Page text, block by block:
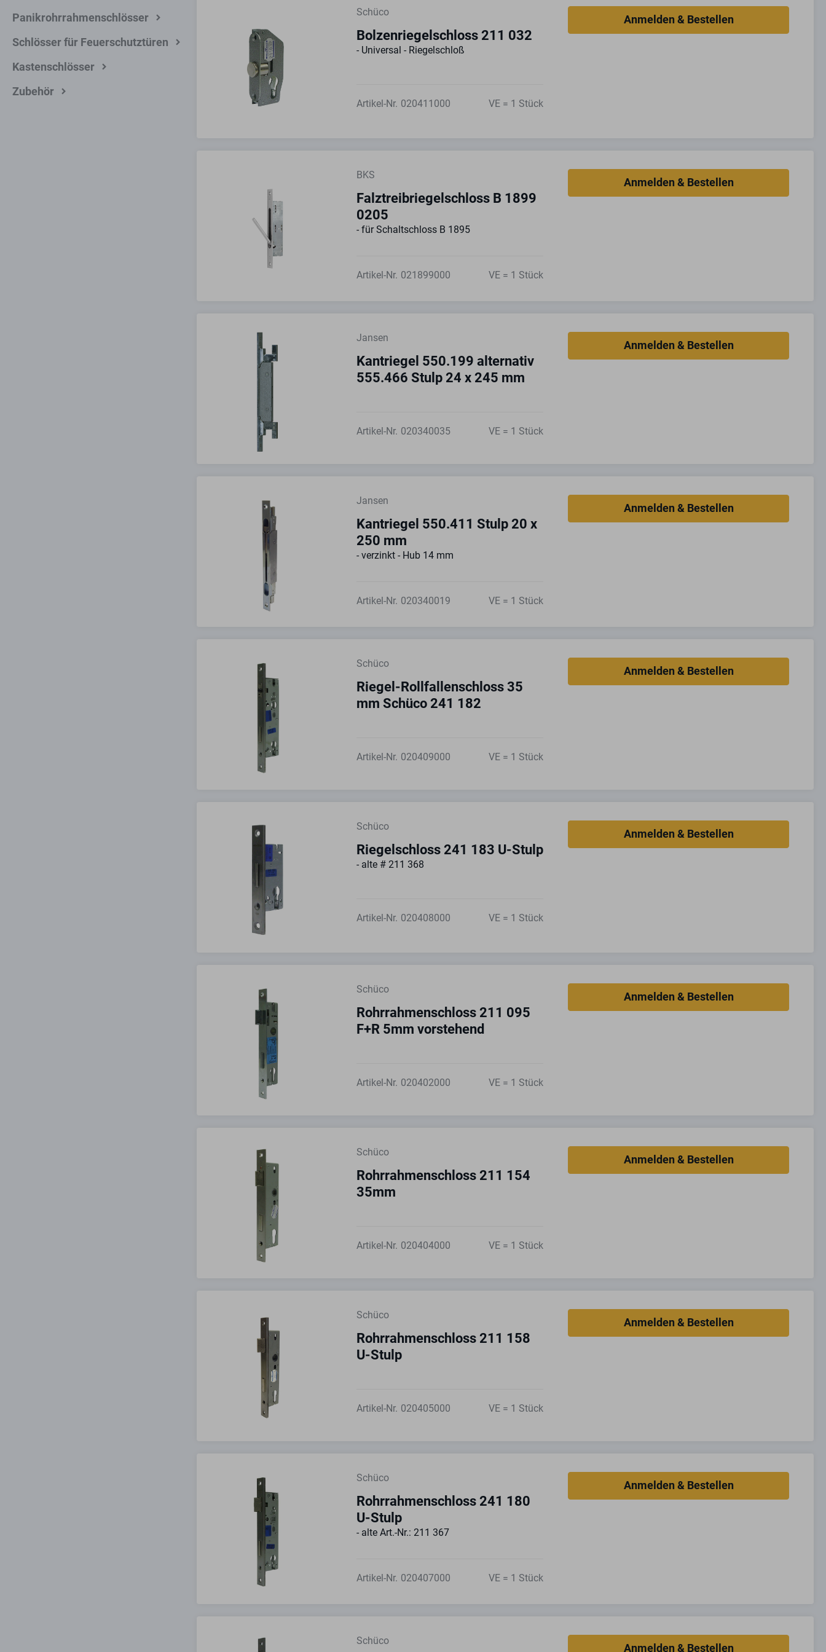
Panikrohrrahmenschlösser
Schlösser für Feuerschutztüren
Kastenschlösser
Zubehör
Schüco
Bolzenriegelschloss 211 032
- Universal - Riegelschloß
Artikel-Nr. 020411000 VE = 1 Stück
BKS
Falztreibriegelschloss B 1899
0205
- für Schaltschloss B 1895
Artikel-Nr. 021899000 VE = 1 Stück
Jansen
Kantriegel 550.199 alternativ
555.466 Stulp 24 x 245 mm
Artikel-Nr. 020340035 VE = 1 Stück
Jansen
Kantriegel 550.411 Stulp 20 x
250 mm
- verzinkt - Hub 14 mm
Artikel-Nr. 020340019 VE = 1 Stück
Schüco
Riegel-Rollfallenschloss 35
mm Schüco 241 182
Artikel-Nr. 020409000 VE = 1 Stück
Schüco
Riegelschloss 241 183 U-Stulp
- alte # 211 368
Artikel-Nr. 020408000 VE = 1 Stück
Schüco
Rohrrahmenschloss 211 095
F+R 5mm vorstehend
Artikel-Nr. 020402000 VE = 1 Stück
Schüco
Rohrrahmenschloss 211 154
35mm
Artikel-Nr. 020404000 VE = 1 Stück
Schüco
Rohrrahmenschloss 211 158
U-Stulp
Artikel-Nr. 020405000 VE = 1 Stück
Schüco
Rohrrahmenschloss 241 180
U-Stulp
- alte Art.-Nr.: 211 367
Artikel-Nr. 020407000 VE = 1 Stück
Schüco